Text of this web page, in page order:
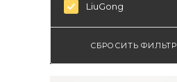
LiuGong
СБРОСИТЬ ФИЛЬТР